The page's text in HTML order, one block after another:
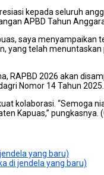
kepada seluruh
APBD Tahun
saya menyampaikan
yang telah
RAPBD 2026 akan
Nomor 14 Tahun 2025.
kolaborasi. “Semoga
Kapuas,” pungkasnya.
yang baru)
di jendela yang baru)